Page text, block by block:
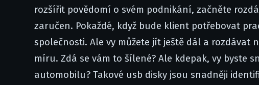
rozšířit povědomí o svém podnikání, začněte
zaručen. Pokaždé, když bude klient potřebovat
společnosti. Ale vy můžete jít ještě dál a rozdávat
míru. Zdá se vám to šílené? Ale kdepak, vy byste
automobilu? Takové usb disky jsou snadněji